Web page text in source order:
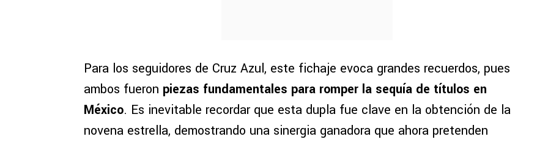
Para los seguidores de Cruz Azul, este fichaje evoca grandes recuerdos, pues
ambos fueron piezas fundamentales para romper la sequía de títulos en
México. Es inevitable recordar que esta dupla fue clave en la obtención de la
novena estrella, demostrando una sinergia ganadora que ahora pretenden